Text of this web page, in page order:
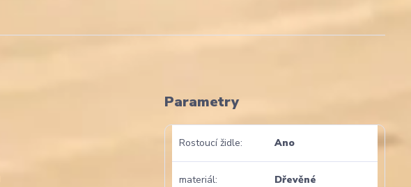
Parametry
Rostoucí židle Ano
materiál Dřevěné